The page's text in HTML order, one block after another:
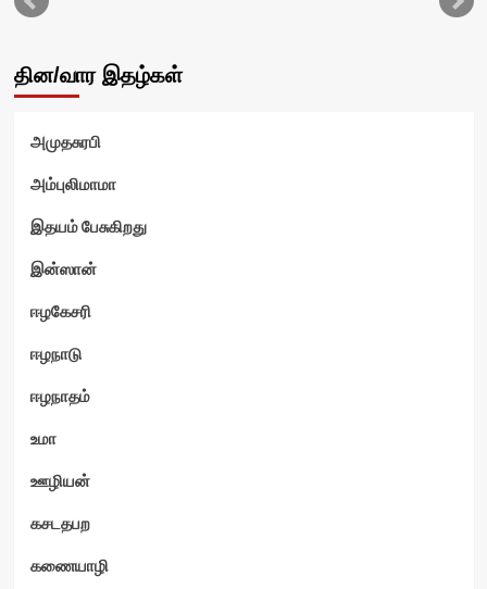
தின/வார இதழ்கள்
அமுதசுரபி
அம்புலிமாமா
இதயம் பேசுகிறது
இன்ஸான்
ஈழகேசரி
ஈழநாடு
ஈழநாதம்
உமா
ஊழியன்
கசடதபற
கணையாழி